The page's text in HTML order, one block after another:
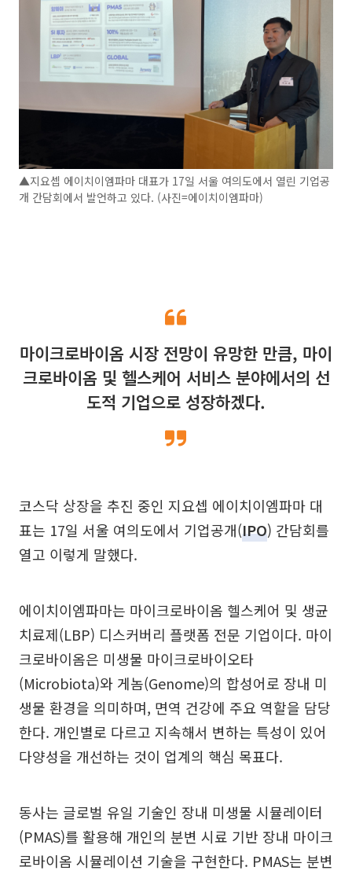
▲지요셉 에이치이엠파마 대표가 17일 서울 여의도에서 열린 기업공
개 간담회에서 발언하고 있다. (사진=에이치이엠파마)
마이크로바이옴 시장 전망이 유망한 만큼, 마이
크로바이옴 및 헬스케어 서비스 분야에서의 선
도적 기업으로 성장하겠다.
코스닥 상장을 추진 중인 지요셉 에이치이엠파마 대
표는 17일 서울 여의도에서 기업공개(IPO) 간담회를
열고 이렇게 말했다.
에이치이엠파마는 마이크로바이옴 헬스케어 및 생균
치료제(LBP) 디스커버리 플랫폼 전문 기업이다. 마이
크로바이옴은 미생물 마이크로바이오타
(Microbiota)와 게놈(Genome)의 합성어로 장내 미
생물 환경을 의미하며, 면역 건강에 주요 역할을 담당
한다. 개인별로 다르고 지속해서 변하는 특성이 있어
다양성을 개선하는 것이 업계의 핵심 목표다.
동사는 글로벌 유일 기술인 장내 미생물 시뮬레이터
(PMAS)를 활용해 개인의 분변 시료 기반 장내 마이크
로바이옴 시뮬레이션 기술을 구현한다. PMAS는 분변